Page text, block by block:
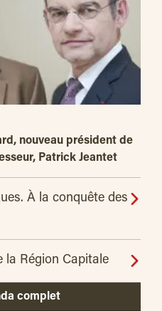
nouveau président de
Patrick Jeantet
À la conquête des
la Région Capitale
complet